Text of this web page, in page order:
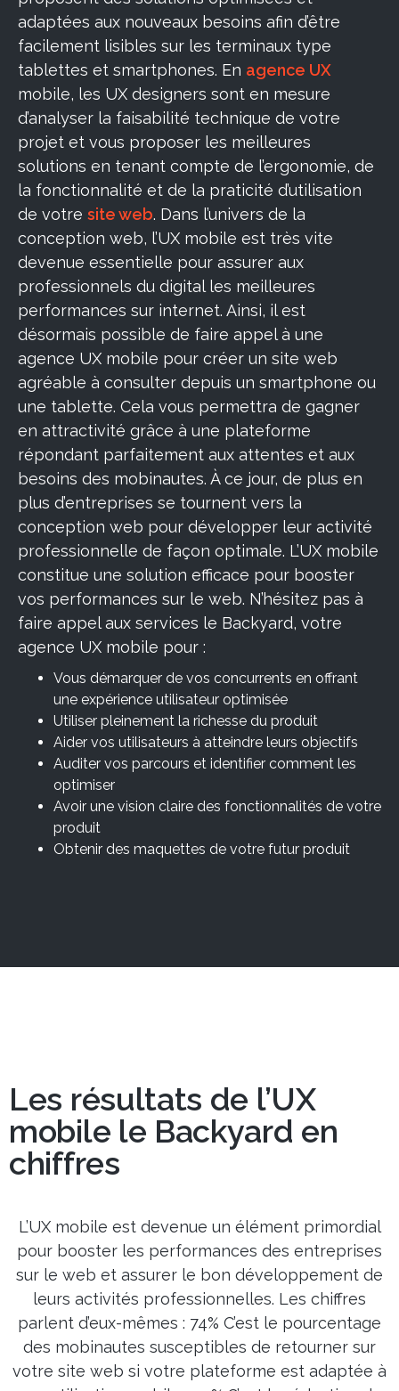
adaptées aux nouveaux besoins afin d’être
facilement lisibles sur les terminaux type
tablettes et smartphones. En agence UX
mobile, les UX designers sont en mesure
d’analyser la faisabilité technique de votre
projet et vous proposer les meilleures
solutions en tenant compte de l’ergonomie, de
la fonctionnalité et de la praticité d’utilisation
de votre site web. Dans l’univers de la
conception web, l’UX mobile est très vite
devenue essentielle pour assurer aux
professionnels du digital les meilleures
performances sur internet. Ainsi, il est
désormais possible de faire appel à une
agence UX mobile pour créer un site web
agréable à consulter depuis un smartphone ou
une tablette. Cela vous permettra de gagner
en attractivité grâce à une plateforme
répondant parfaitement aux attentes et aux
besoins des mobinautes. À ce jour, de plus en
plus d’entreprises se tournent vers la
conception web pour développer leur activité
professionnelle de façon optimale. L’UX mobile
constitue une solution efficace pour booster
vos performances sur le web. N’hésitez pas à
faire appel aux services le Backyard, votre
agence UX mobile pour :
Vous démarquer de vos concurrents en offrant
une expérience utilisateur optimisée
Utiliser pleinement la richesse du produit
Aider vos utilisateurs à atteindre leurs objectifs
Auditer vos parcours et identifier comment les
optimiser
Avoir une vision claire des fonctionnalités de votre
produit
Obtenir des maquettes de votre futur produit
Les résultats de l’UX
mobile le Backyard en
chiffres
L’UX mobile est devenue un élément primordial
pour booster les performances des entreprises
sur le web et assurer le bon développement de
leurs activités professionnelles. Les chiffres
parlent d’eux-mêmes : 74% C’est le pourcentage
des mobinautes susceptibles de retourner sur
votre site web si votre plateforme est adaptée à